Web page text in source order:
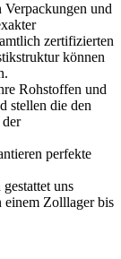
Verpackungen und
zertifizierten
können
Rohstoffen und
stellen die den
perfekte
uns
einem Zolllager bis